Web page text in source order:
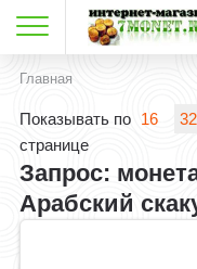
Главная
Показывать по 16 32
странице
Запрос:
Арабский